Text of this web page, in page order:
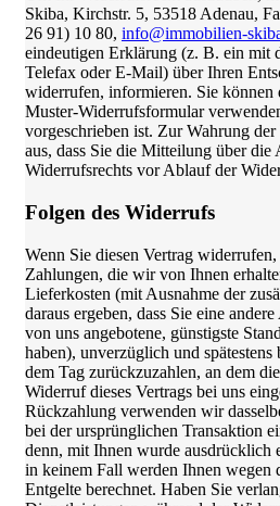
Skiba, Kirchstr. 5, 53518 Adenau,
26 91) 10 80, info@immobilien-
eindeutigen Erklärung (z. B. ein mit
Telefax oder E-Mail) über Ihren
widerrufen, informieren. Sie können
Muster-Widerrufsformular
vorgeschrieben ist. Zur Wahrung
aus, dass Sie die Mitteilung über die
Widerrufsrechts vor Ablauf der
Folgen des Widerrufs
Wenn Sie diesen Vertrag
Zahlungen, die wir von Ihnen
Lieferkosten (mit Ausnahme der
daraus ergeben, dass Sie eine
von uns angebotene, günstigste
haben), unverzüglich und
dem Tag zurückzuzahlen, an dem
Widerruf dieses Vertrags bei uns
Rückzahlung verwenden wir
bei der ursprünglichen Transaktion
denn, mit Ihnen wurde ausdrücklich
in keinem Fall werden Ihnen wegen
Entgelte berechnet. Haben Sie